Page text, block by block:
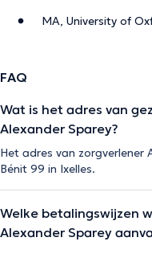
MA, University of
FAQ
Wat is het adres van
Alexander Sparey?
Het adres van zorgverlener
Bénit 99 in Ixelles.
Welke betalingswijzen
Alexander Sparey